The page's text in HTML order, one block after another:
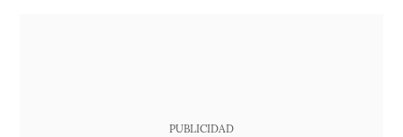
PUBLICIDAD